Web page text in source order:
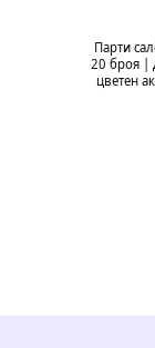
Парти
20 броя |
цветен